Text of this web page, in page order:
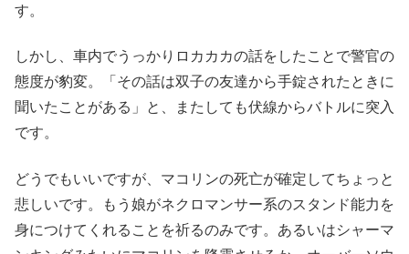
す。
しかし、車内でうっかりロカカカの話をしたことで警官の
態度が豹変。「その話は双子の友達から手錠されたときに
聞いたことがある」と、またしても伏線からバトルに突入
です。
どうでもいいですが、マコリンの死亡が確定してちょっと
悲しいです。もう娘がネクロマンサー系のスタンド能力を
身につけてくれることを祈るのみです。あるいはシャーマ